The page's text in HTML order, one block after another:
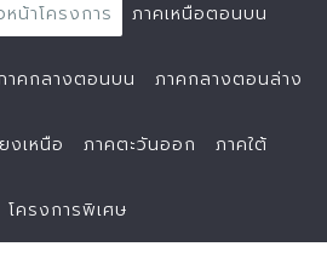
น้าโครงการ ภาคเหนือตอนบน
าคกลางตอนบน ภาคกลางตอนล่าง
งเหนือ ภาคตะวันออก ภาคใต้
โครงการพิเศษ